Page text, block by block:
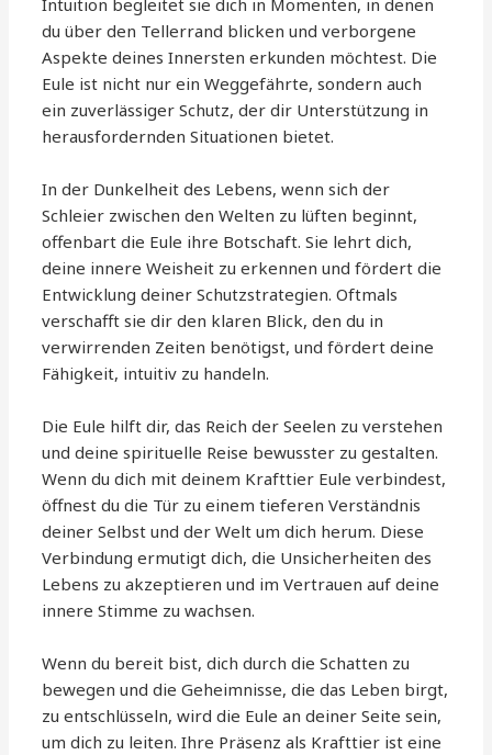
Intuition begleitet sie dich in Momenten, in denen
du über den Tellerrand blicken und verborgene
Aspekte deines Innersten erkunden möchtest. Die
Eule ist nicht nur ein Weggefährte, sondern auch
ein zuverlässiger Schutz, der dir Unterstützung in
herausfordernden Situationen bietet.
In der Dunkelheit des Lebens, wenn sich der
Schleier zwischen den Welten zu lüften beginnt,
offenbart die Eule ihre Botschaft. Sie lehrt dich,
deine innere Weisheit zu erkennen und fördert die
Entwicklung deiner Schutzstrategien. Oftmals
verschafft sie dir den klaren Blick, den du in
verwirrenden Zeiten benötigst, und fördert deine
Fähigkeit, intuitiv zu handeln.
Die Eule hilft dir, das Reich der Seelen zu verstehen
und deine spirituelle Reise bewusster zu gestalten.
Wenn du dich mit deinem Krafttier Eule verbindest,
öffnest du die Tür zu einem tieferen Verständnis
deiner Selbst und der Welt um dich herum. Diese
Verbindung ermutigt dich, die Unsicherheiten des
Lebens zu akzeptieren und im Vertrauen auf deine
innere Stimme zu wachsen.
Wenn du bereit bist, dich durch die Schatten zu
bewegen und die Geheimnisse, die das Leben birgt,
zu entschlüsseln, wird die Eule an deiner Seite sein,
um dich zu leiten. Ihre Präsenz als Krafttier ist eine